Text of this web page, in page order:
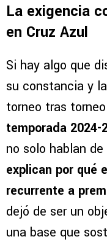
La exigencia
en Cruz Azul
Si hay algo que
su constancia y
torneo tras
temporada 2024-
no solo hablan
explican por qué
recurrente a
dejó de ser un
una base que